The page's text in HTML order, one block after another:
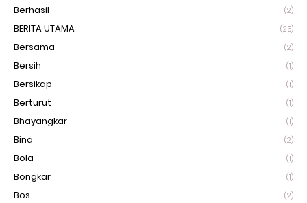
Berhasil (2)
BERITA UTAMA (25)
Bersama (2)
Bersih (1)
Bersikap (1)
Berturut (1)
Bhayangkar (1)
Bina (2)
Bola (1)
Bongkar (1)
Bos (2)